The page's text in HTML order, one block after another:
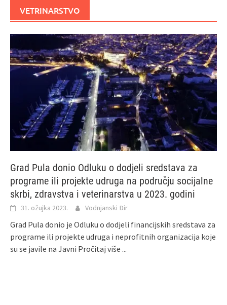
VETRINARSTVO
Grad Pula donio Odluku o dodjeli sredstava za
programe ili projekte udruga na području socijalne
skrbi, zdravstva i veterinarstva u 2023. godini
31. ožujka 2023. Vodnjanski Đir
Grad Pula donio je Odluku o dodjeli financijskih sredstava za
programe ili projekte udruga i neprofitnih organizacija koje
su se javile na Javni Pročitaj više ...